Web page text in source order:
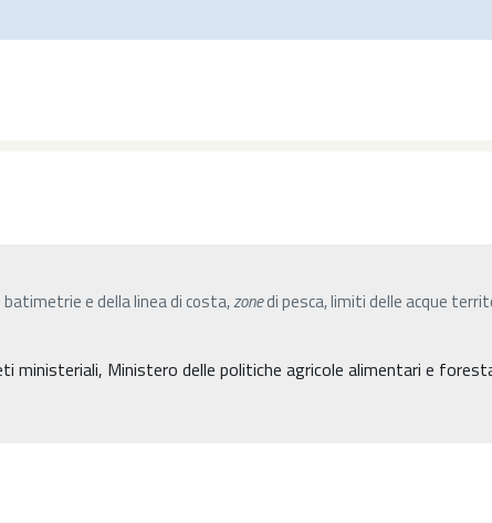
e della linea di costa,zonedi pesca, limiti delle acque
ministeriali, Ministero delle politiche agricole alimentari e